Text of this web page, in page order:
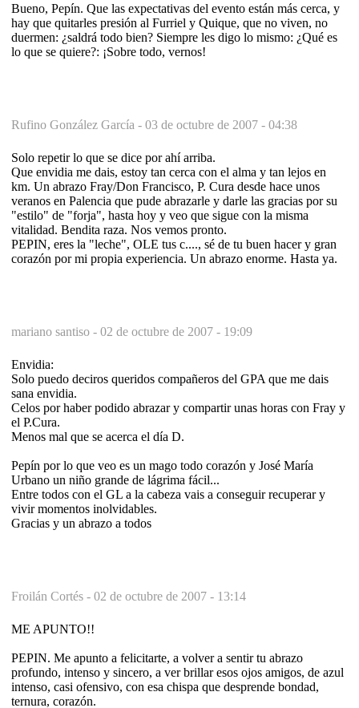
Bueno, Pepín. Que las expectativas del evento están más cerca, y
hay que quitarles presión al Furriel y Quique, que no viven, no
duermen: ¿saldrá todo bien? Siempre les digo lo mismo: ¿Qué es
lo que se quiere?: ¡Sobre todo, vernos!
Rufino González García - 03 de octubre de 2007 - 04:38
Solo repetir lo que se dice por ahí arriba.
Que envidia me dais, estoy tan cerca con el alma y tan lejos en
km. Un abrazo Fray/Don Francisco, P. Cura desde hace unos
veranos en Palencia que pude abrazarle y darle las gracias por su
"estilo" de "forja", hasta hoy y veo que sigue con la misma
vitalidad. Bendita raza. Nos vemos pronto.
PEPIN, eres la "leche", OLE tus c...., sé de tu buen hacer y gran
corazón por mi propia experiencia. Un abrazo enorme. Hasta ya.
mariano santiso - 02 de octubre de 2007 - 19:09
Envidia:
Solo puedo deciros queridos compañeros del GPA que me dais
sana envidia.
Celos por haber podido abrazar y compartir unas horas con Fray y
el P.Cura.
Menos mal que se acerca el día D.
Pepín por lo que veo es un mago todo corazón y José María
Urbano un niño grande de lágrima fácil...
Entre todos con el GL a la cabeza vais a conseguir recuperar y
vivir momentos inolvidables.
Gracias y un abrazo a todos
Froilán Cortés - 02 de octubre de 2007 - 13:14
ME APUNTO!!
PEPIN. Me apunto a felicitarte, a volver a sentir tu abrazo
profundo, intenso y sincero, a ver brillar esos ojos amigos, de azul
intenso, casi ofensivo, con esa chispa que desprende bondad,
ternura, corazón.